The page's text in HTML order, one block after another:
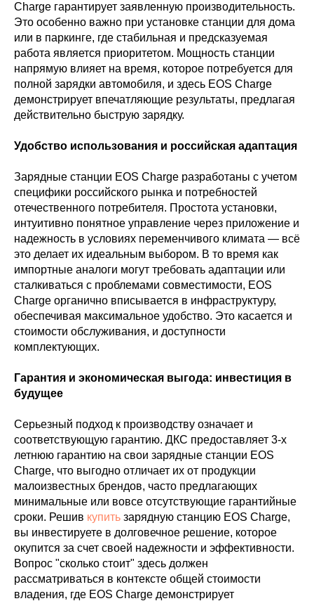
Charge гарантирует заявленную производительность.
Это особенно важно при установке станции для дома
или в паркинге, где стабильная и предсказуемая
работа является приоритетом. Мощность станции
напрямую влияет на время, которое потребуется для
полной зарядки автомобиля, и здесь EOS Charge
демонстрирует впечатляющие результаты, предлагая
действительно быструю зарядку.
Удобство использования и российская адаптация
Зарядные станции EOS Charge разработаны с учетом
специфики российского рынка и потребностей
отечественного потребителя. Простота установки,
интуитивно понятное управление через приложение и
надежность в условиях переменчивого климата — всё
это делает их идеальным выбором. В то время как
импортные аналоги могут требовать адаптации или
сталкиваться с проблемами совместимости, EOS
Charge органично вписывается в инфраструктуру,
обеспечивая максимальное удобство. Это касается и
стоимости обслуживания, и доступности
комплектующих.
Гарантия и экономическая выгода: инвестиция в
будущее
Серьезный подход к производству означает и
соответствующую гарантию. ДКС предоставляет 3-х
летнюю гарантию на свои зарядные станции EOS
Charge, что выгодно отличает их от продукции
малоизвестных брендов, часто предлагающих
минимальные или вовсе отсутствующие гарантийные
сроки. Решив купить зарядную станцию EOS Charge,
вы инвестируете в долговечное решение, которое
окупится за счет своей надежности и эффективности.
Вопрос "сколько стоит" здесь должен
рассматриваться в контексте общей стоимости
владения, где EOS Charge демонстрирует